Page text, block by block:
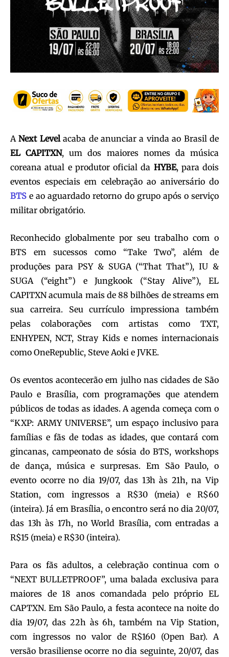
ANext Levelacaba de anunciar a vinda ao Brasil de
EL CAPITXN, um dos maiores nomes da música
coreana atual e produtor oficial da HYBE, para dois
eventos especiais em celebração ao aniversário do
BTS e ao aguardado retorno do grupo após o serviço
militar obrigatório.
Reconhecido globalmente por seu trabalho com o
BTS em sucessos como “Take Two”, além de
produções para PSY & SUGA (“That That”), IU &
SUGA (“eight”) e Jungkook (“Stay Alive”), EL
CAPITXN acumula mais de 88 bilhões de streams em
sua carreira. Seu currículo impressiona também
pelas colaborações com artistas como TXT,
ENHYPEN, NCT, Stray Kids e nomes internacionais
como OneRepublic, Steve Aoki e JVKE.
Os eventos acontecerão em julho nas cidades de São
Paulo e Brasília, com programações que atendem
públicos de todas as idades. A agenda começa com o
“KXP: ARMY UNIVERSE”, um espaço inclusivo para
famílias e fãs de todas as idades, que contará com
gincanas, campeonato de sósia do BTS, workshops
de dança, música e surpresas. Em São Paulo, o
evento ocorre no dia 19/07, das 13h às 21h, na Vip
Station, com ingressos a R$30 (meia) e R$60
(inteira). Já em Brasília, o encontro será no dia 20/07,
das 13h às 17h, no World Brasília, com entradas a
R$15 (meia) e R$30 (inteira).
Para os fãs adultos, a celebração continua com o
“NEXT BULLETPROOF”, uma balada exclusiva para
maiores de 18 anos comandada pelo próprio EL
CAPTXN. Em São Paulo, a festa acontece na noite do
dia 19/07, das 22h às 6h, também na Vip Station,
com ingressos no valor de R$160 (Open Bar). A
versão brasiliense ocorre no dia seguinte, 20/07, das